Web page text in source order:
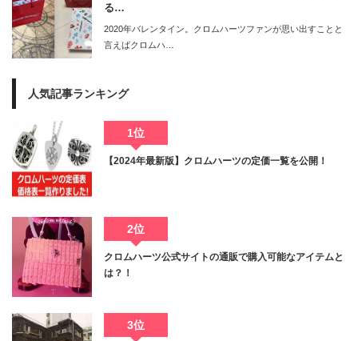
る…
2020年バレンタイン。クロムハーツファンが思い出すことと
言えばクロムハ…
人気記事ランキング
1位
【2024年最新版】クロムハーツの定価一覧を公開！
2位
クロムハーツ公式サイトの通販で購入可能なアイテムと
は？！
3位